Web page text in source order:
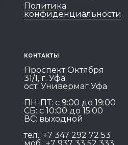
Политика
конфиденциальности
КОНТАКТЫ
Проспект Октября
31/1, г. Уфа
ост. Универмаг Уфа
ПН-ПТ: c 9:00 до 19:00
СБ: с 10:00 до 15:00
ВС: выходной
тел.: +7 347 292 72 53